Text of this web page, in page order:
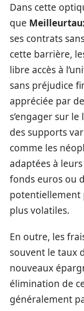
Dans cette
que
ses contrats
cette barrière,
libre accès à
sans préjudice
appréciée par
s’engager sur
des supports
comme les
adaptées à leurs
fonds euros ou
potentiellement
plus volatiles.
En outre, les
souvent le taux
nouveaux
élimination de
généralement